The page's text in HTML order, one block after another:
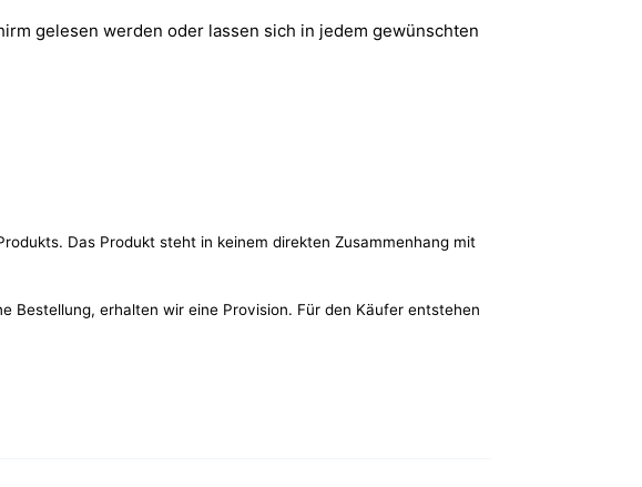
gelesen werden oder lassen sich in jedem gewünschten
Das Produkt steht in keinem direkten Zusammenhang mit
Bestellung, erhalten wir eine Provision. Für den Käufer entstehen